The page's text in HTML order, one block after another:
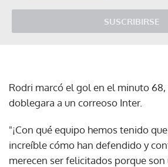
SUSCRIBIRSE
Rodri marcó el gol en el minuto 68,
doblegara a un correoso Inter.
"¡Con qué equipo hemos tenido
increíble cómo han defendido y
merecen ser felicitados porque son